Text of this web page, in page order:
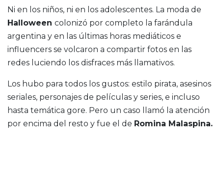
Ni en los niños, ni en los adolescentes. La moda de
Halloween colonizó por completo la farándula
argentina y en las últimas horas mediáticos e
influencers se volcaron a compartir fotos en las
redes luciendo los disfraces más llamativos.
Los hubo para todos los gustos: estilo pirata, asesinos
seriales, personajes de películas y series, e incluso
hasta temática gore. Pero un caso llamó la atención
por encima del resto y fue el de Romina Malaspina.